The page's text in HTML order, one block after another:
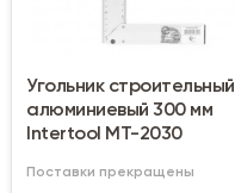
Угольник строительный
алюминиевый 300 мм
Intertool MT-2030
Поставки прекращены